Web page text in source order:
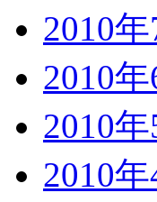
2010
2010
2010
2010